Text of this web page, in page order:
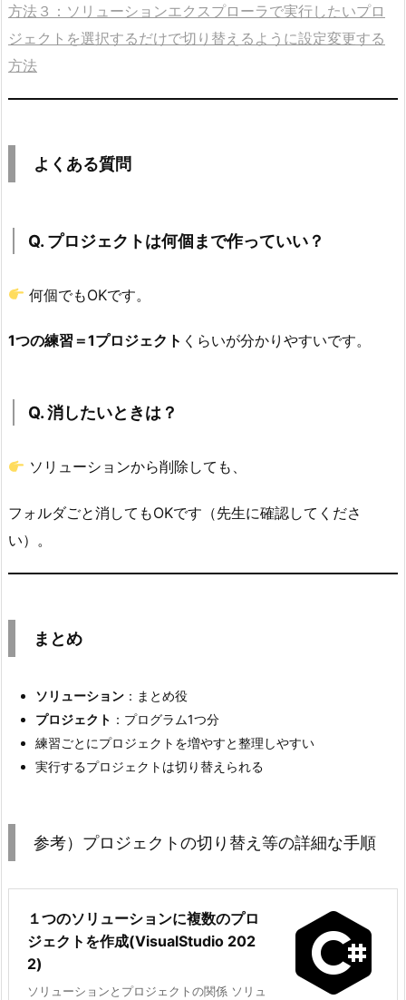
設
定」
る
あ
質
5.
プ
ジ
ク
ま
で
っ
て
い
い？
Q.
し
た
い
き
方法３：ソリューションエクスプローラで実行したいプロ
ジェクトを選択するだけで切り替えるように設定変更する
方法
よくある質問
Q. プロジェクトは何個まで作っていい？
何個でもOKです。
1つの練習＝1プロジェクト くらいが分かりやすいです。
Q. 消したいときは？
ソリューションから削除しても、
フォルダごと消してもOKです（先生に確認してくださ
い）。
まとめ
ソリューション ：まとめ役
プロジェクト ：プログラム1つ分
練習ごとにプロジェクトを増やすと整理しやすい
実行するプロジェクトは切り替えられる
参考）プロジェクトの切り替え等の詳細な手順
１つのソリューションに複数のプロ
ジェクトを作成(VisualStudio 202
2)
ソリューションとプロジェクトの関係 ソリュ